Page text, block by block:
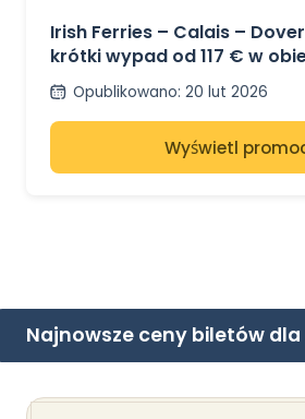
Irish Ferries – Calais –
krótki wypad od 117 € w
Opublikowano: 20 lut 2026
Wyświetl
Najnowsze ceny biletów